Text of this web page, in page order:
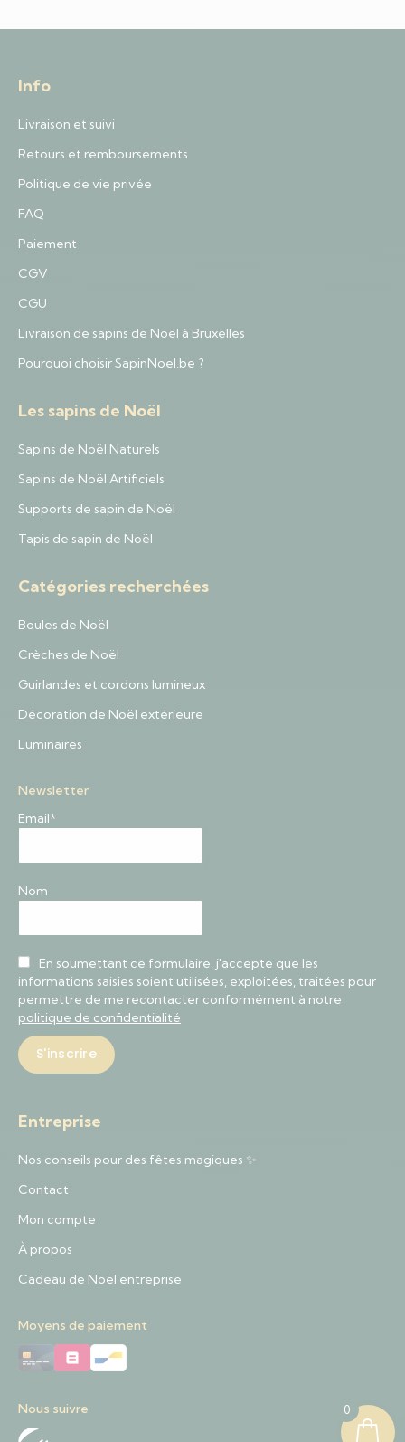
Info
Livraison et suivi
Retours et remboursements
Politique de vie privée
FAQ
Paiement
CGV
CGU
Livraison de sapins de Noël à Bruxelles
Pourquoi choisir SapinNoel.be ?
Les sapins de Noël
Sapins de Noël Naturels
Sapins de Noël Artificiels
Supports de sapin de Noël
Tapis de sapin de Noël
Catégories recherchées
Boules de Noël
Crèches de Noël
Guirlandes et cordons lumineux
Décoration de Noël extérieure
Luminaires
Newsletter
Email*
Nom
En soumettant ce formulaire, j'accepte que les
informations saisies soient utilisées, exploitées, traitées pour
permettre de me recontacter conformément à notre
politique de confidentialité
Entreprise
Nos conseils pour des fêtes magiques ✨
Contact
Mon compte
À propos
Cadeau de Noel entreprise
Moyens de paiement
Nous suivre 0